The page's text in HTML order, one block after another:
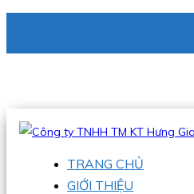
Hotline:0938 336 079
TRANG CHỦ
GIỚI THIỆU